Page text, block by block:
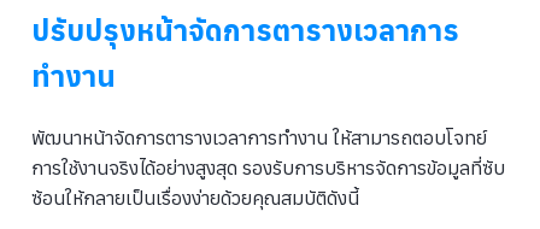
ปรับปรุงหน้าจัดการตารางเวลาการ
ทำงาน
พัฒนาหน้าจัดการตารางเวลาการทำงาน ให้สามารถตอบโจทย์
การใช้งานจริงได้อย่างสูงสุด รองรับการบริหารจัดการข้อมูลที่ซับ
ซ้อนให้กลายเป็นเรื่องง่ายด้วยคุณสมบัติดังนี้